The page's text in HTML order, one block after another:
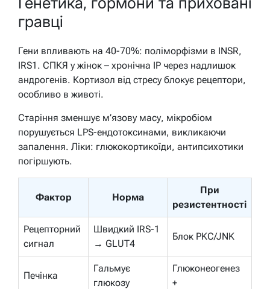
гравці
Гени впливають на 40-70%: поліморфізми в INSR,
IRS1. СПКЯ у жінок – хронічна ІР через надлишок
андрогенів. Кортизол від стресу блокує рецептори,
особливо в животі.
Старіння зменшує м’язову масу, мікробіом
порушується LPS-ендотоксинами, викликаючи
запалення. Ліки: глюкокортикоїди, антипсихотики
погіршують.
Фактор Норма
При
резистентності
Рецепторний
сигнал
Швидкий IRS-1
→ GLUT4
Блок PKC/JNK
Печінка
Гальмує
глюкозу
Глюконеогенез
+